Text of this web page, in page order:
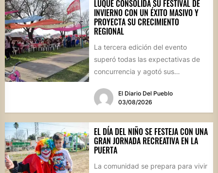
LUQUE CONSOLIDA SU FESTIVAL DE
INVIERNO CON UN ÉXITO MASIVO Y
PROYECTA SU CRECIMIENTO
REGIONAL
La tercera edición del evento
superó todas las expectativas de
concurrencia y agotó sus
marco, el...El Diario Del Pueblo
03/08/2026
EL DÍA DEL NIÑO SE FESTEJA CON UNA
GRAN JORNADA RECREATIVA EN LA
PUERTA
La comunidad se prepara para vivir